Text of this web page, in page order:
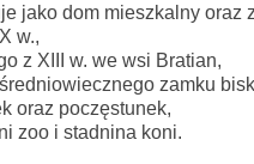
jako dom mieszkalny oraz
w.,
z XIII w. we wsi Bratian,
zamku
oraz poczęstunek,
zoo i stadnina koni.